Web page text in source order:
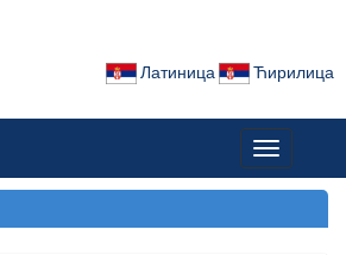
Toggle
navigation
Ћирилица
Латиница